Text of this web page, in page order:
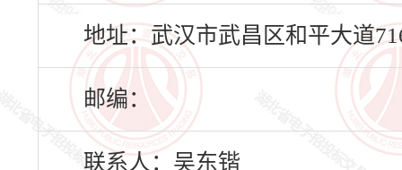
地址：武汉市武昌区和平大道
邮编：
联系人：吴东锴